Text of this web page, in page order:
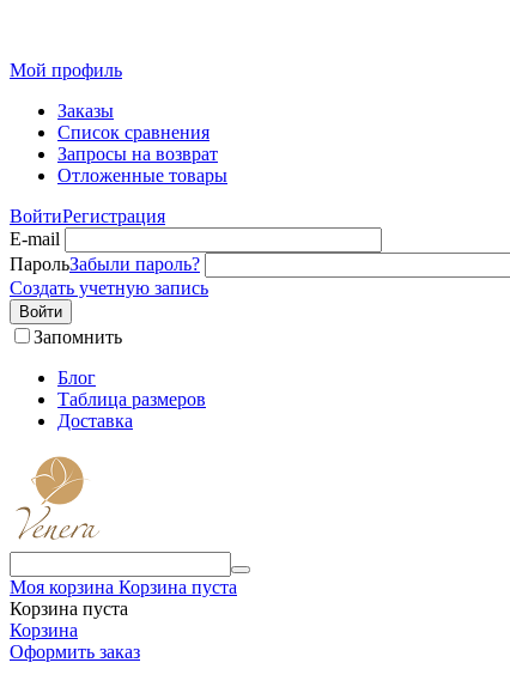
Мой профиль
Заказы
Список сравнения
Запросы на возврат
Отложенные товары
ВойтиРегистрация
E-mail
ПарольЗабыли пароль?
Создать учетную запись
Войти
Запомнить
Блог
Таблица размеров
Доставка
Моя корзина Корзина пуста
Корзина пуста
Корзина
Оформить заказ